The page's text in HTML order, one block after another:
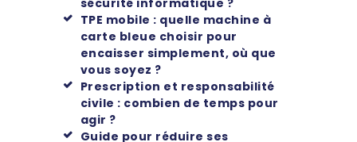
TPE mobile : quelle machine à
carte bleue choisir pour
encaisser simplement, où que
vous soyez ?
Prescription et responsabilité
civile : combien de temps pour
agir ?
Guide pour réduire ses